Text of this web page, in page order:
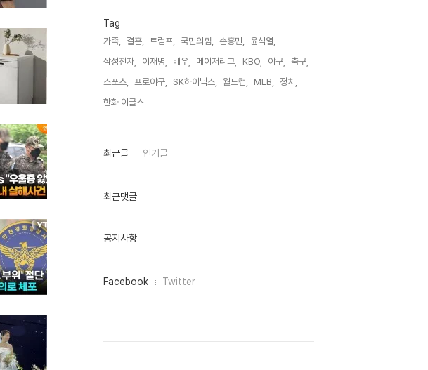
Tag
가족, 결혼, 트럼프, 국민의힘, 손흥민,
윤석열,
삼성전자,
이재명, 배우, 메이저리그, KBO, 야구,
축구,
스포츠,
프로야구, SK하이닉스, 월드컵, MLB,
정치,
한화 이글스,
최
인
최근글 인기글
최근댓글
공지사항
페
Facebook Twitter